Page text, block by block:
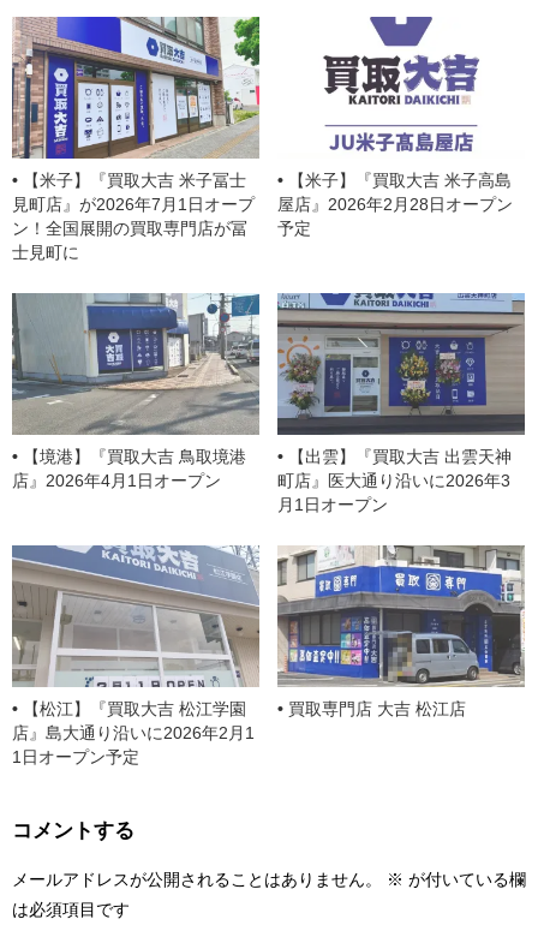
o
o
k
s
Cl
a
ss
ro
o
m
【米子】『買取大吉 米子冨士
見町店』が2026年7月1日オープ
ン！全国展開の買取専門店が冨
士見町に
【米子】『買取大吉 米子高島
屋店』2026年2月28日オープン
予定
【境港】『買取大吉 鳥取境港
店』2026年4月1日オープン
【出雲】『買取大吉 出雲天神
町店』医大通り沿いに2026年3
月1日オープン
【松江】『買取大吉 松江学園
店』島大通り沿いに2026年2月1
1日オープン予定
買取専門店 大吉 松江店
コメントする
メールアドレスが公開されることはありません。 ※ が付いている欄
は必須項目です